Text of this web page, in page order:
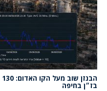
בז״ן בחיפה